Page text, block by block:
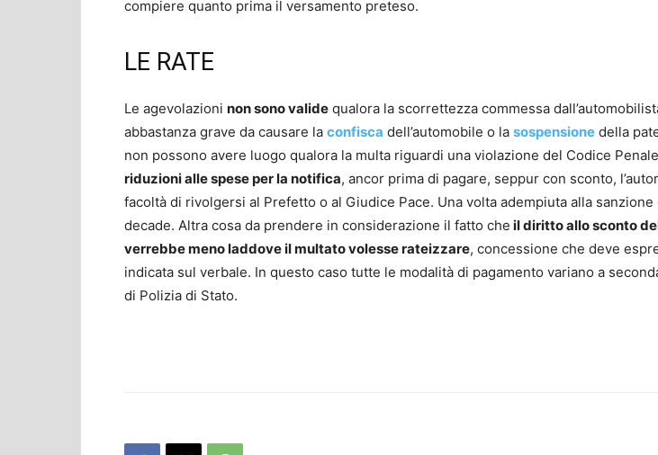
compiere quanto prima il versamento preteso.
LE RATE
Le agevolazioni non sono valide qualora la scorrettezza commessa
abbastanza grave da causare la confisca dell’automobile o la sospensione della
non possono avere luogo qualora la multa riguardi una violazione del Codice
riduzioni alle spese per la notifica, ancor prima di pagare, seppur con sconto,
facoltà di rivolgersi al Prefetto o al Giudice Pace. Una volta adempiuta alla
decade. Altra cosa da prendere in considerazione il fatto che il diritto allo sconto
verrebbe meno laddove il multato volesse rateizzare, concessione che deve
indicata sul verbale. In questo caso tutte le modalità di pagamento variano a
di Polizia di Stato.